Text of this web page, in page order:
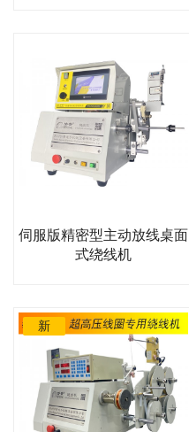
伺服版精密型主动放线桌面
式绕线机
新